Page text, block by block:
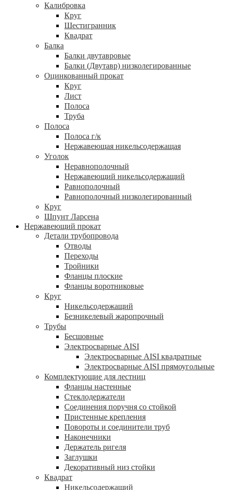
Калибровка
Круг
Шестигранник
Квадрат
Балка
Балки двутавровые
Балки (Двутавр) низколегированные
Оцинкованный прокат
Круг
Лист
Полоса
Труба
Полоса
Полоса г/к
Нержавеющая никельсодержащая
Уголок
Неравнополочный
Нержавеющий никельсодержащий
Равнополочный
Равнополочный низколегированный
Круг
Шпунт Ларсена
Нержавеющий прокат
Детали трубопровода
Отводы
Переходы
Тройники
Фланцы плоские
Фланцы воротниковые
Круг
Никельсодержащий
Безникелевый жаропрочный
Трубы
Бесшовные
Электросварные AISI
Электросварные AISI квадратные
Электросварные AISI прямоугольные
Комплектующие для лестниц
Фланцы настенные
Стеклодержатели
Соединения поручня со стойкой
Пристенные крепления
Повороты и соединители труб
Наконечники
Держатель ригеля
Заглушки
Декоративный низ стойки
Квадрат
Никельсодержащий